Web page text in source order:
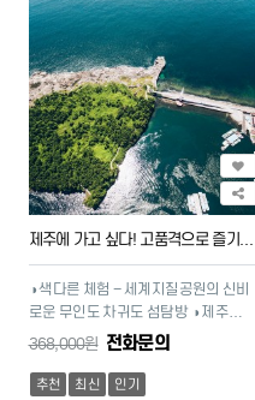
제주에 가고 싶다! 고품격으로 즐기는 제주여행
◑ 색다른 체험 – 세계지질공원의 신비
로운 무인도 차귀도 섬탐방 ◑ 제주의
봄~여름 – 수국꽃 축제 ◑ 제주 맛기행
[특석식 3회 제공] ◑ 노옵션 관광
368,000원 전화문의
추천 최신 인기